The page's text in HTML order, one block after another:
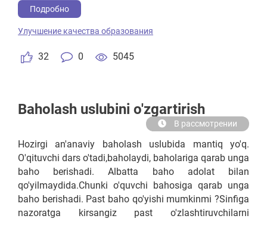
metodistlari va bo'lim mudir o'rinbosarlari uchun
majburiy tartibda dars tahlillarni amalga oshirilishi
me'yorlarini belgilash kerak. 3. Umumiy o'rta ta’lim
maktablardagi 10-11 sinlarni to’liq majburiy tarzda
variativ sinlarni tashkil etish
Подробно
32 0 5045
Улучшение качества образования
Baholash uslubini o'zgartirish
В рассмотрении
Hozirgi an'anaviy baholash uslubida mantiq yo'q.
O'qituvchi dars o'tadi,baholaydi, baholariga qarab unga
baho berishadi. Albatta baho adolat bilan
qo'yilmaydida.Chunki o'quvchi bahosiga qarab unga
baho berishadi. Past baho qo'yishi mumkinmi ?Sinfiga
nazoratga kirsangiz past o'zlashtiruvchilarni